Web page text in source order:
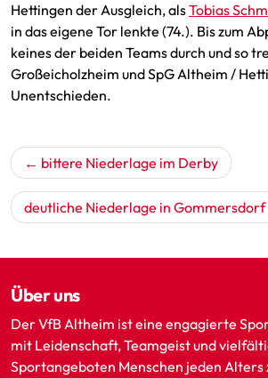
Hettingen der Ausgleich, alsTobias
in das eigene Tor lenkte (74.). Bis zum
keines der beiden Teams durch und so
Großeicholzheim und SpG Altheim /
Unentschieden.
Beitragsnavigation
bittere Niederlage im Derby
deutliche Niederlage in Gommersdorf
Über uns
Der VfB Altheim ist eine engagierte
mit Leidenschaft, Teamgeist und
Sportangeboten Menschen jeden